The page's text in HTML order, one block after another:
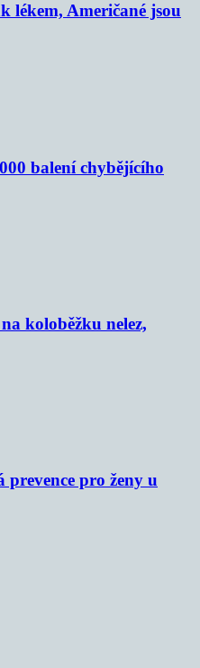
lékem, Američané jsou
balení chybějícího
koloběžku nelez,
prevence pro ženy u